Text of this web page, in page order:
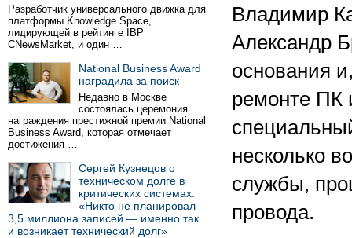
Разработчик универсального движка для
платформы Knowledge Space,
лидирующей в рейтинге IBP
CNewsMarket, и один …
National Business Award
наградила за поиск
Недавно в Москве
состоялась церемония
награждения престижной премии National
Business Award, которая отмечает
достижения …
Сергей Кузнецов о
техническом долге в
критических системах:
«Никто не планировал
3,5 миллиона записей — именно так
и возникает технический долг»
Владимир
Александр
основания
ремонте ПК
несколько
службы,
провода.